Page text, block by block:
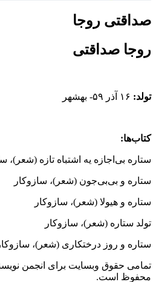
صداقتی روجا
روجا صداقتی
تولد:
کتاب‌ها:
ستاره بی‌اجازه یه اشتباه تازه (شعر)،
ستاره و بی‌بی‌جون (شعر)، سازوکار
ستاره و هیولا (شعر)، سازوکار
تولد ستاره (شعر)، سازوکار
ستاره و روز درختکاری (شعر)، سازوکار
تمامی حقوق وبسایت برای انجمن
محفوظ است.